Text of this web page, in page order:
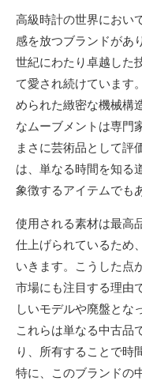
日
高級時計の世界におい
感を放つブランドがあ
世紀にわたり卓越した
て愛され続けています
められた緻密な機械構
なムーブメントは専門
まさに芸術品として評
は、単なる時間を知る
象徴するアイテムでも
使用される素材は最高
仕上げられているため
いきます。こうした点
市場にも注目する理由
しいモデルや廃盤とな
これらは単なる中古品
り、所有することで時
特に、このブランドの